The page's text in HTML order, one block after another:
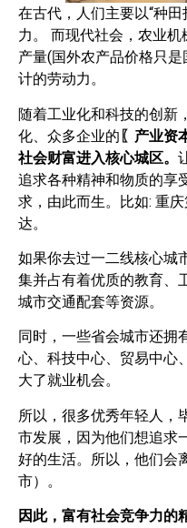
在古代，人们主要以“种
力。 而现代社会，农业
产量(国外农产品价格只
计的劳动力。
随着工业化和科技的创新
化、众多企业的 〖产业资
社会财富进入核心城区。
追求各种精神和物质的享
求，由此而生。比如: 重
达。
如果你去过一二线核心城
集并占有着优质的教育、
城市交通配套等资源。
同时，一些省会城市还拥
心、科技中心、贸易中心
大了就业机会。
所以，很多优秀年轻人，
市发展，因为他们想追求
好的生活。所以，他们会
市）。
因此，富有社会竞争力的